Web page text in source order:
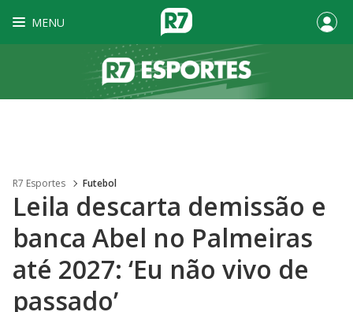
MENU
R7 Esportes Futebol
Leila descarta demissão e
banca Abel no Palmeiras
até 2027: ‘Eu não vivo de
passado’